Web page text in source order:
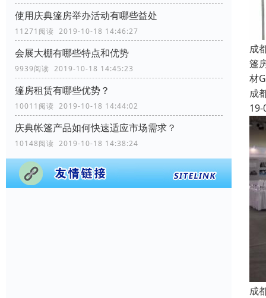
使用庆典篷房举办活动有哪些益处
11271阅读 2019-10-18 14:46:27
会展大棚有哪些特点和优势
9939阅读 2019-10-18 14:45:23
篷房租赁有哪些优势？
10011阅读 2019-10-18 14:44:02
庆典帐篷产品如何快速适应市场需求？
10148阅读 2019-10-18 14:38:24
成
篷
材
成
19-
成